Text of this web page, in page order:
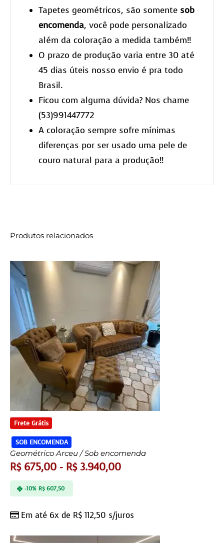
Tapetes geométricos, são somente sob
encomenda, você pode personalizado
além da coloração a medida também!!
O prazo de produção varia entre 30 até
45 dias úteis nosso envio é pra todo
Brasil.
Ficou com alguma dúvida? Nos chame
(53)991447772
A coloração sempre sofre mínimas
diferenças por ser usado uma pele de
couro natural para a produção!!
Produtos relacionados
Frete Grátis
SOB ENCOMENDA
Geométrico Arceu / Sob encomenda
R$675,00 - R$3.940,00
Em até 6x de R$ 112,50 s/juros
-10% R$607,50